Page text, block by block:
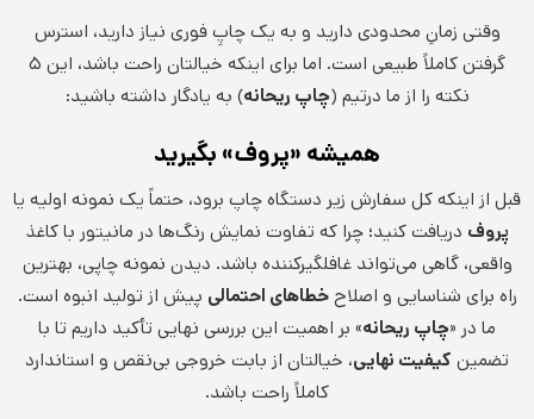
وقتی زمانِ محدودی دارید و به یک چاپِ فوری نیاز دارید، استرس
گرفتن کاملاً طبیعی است. اما برای اینکه خیالتان راحت باشد، این ۵
نکته را از ما درتیم (چاپ ریحانه) به یادگار داشته باشید:
همیشه «پروف» بگیرید
قبل از اینکه کل سفارش زیر دستگاه چاپ برود، حتماً یک نمونه اولیه یا
پروف دریافت کنید؛ چرا که تفاوت نمایش رنگ‌ها در مانیتور با کاغذ
واقعی، گاهی می‌تواند غافلگیرکننده باشد. دیدن نمونه چاپی، بهترین
راه برای شناسایی و اصلاحخطاهای احتمالی پیش از تولید انبوه است.
ما در «چاپ ریحانه» بر اهمیت این بررسی نهایی تأکید داریم تا با
تضمین کیفیت نهایی، خیالتان از بابت خروجی بی‌نقص و استاندارد
کاملاً راحت باشد.